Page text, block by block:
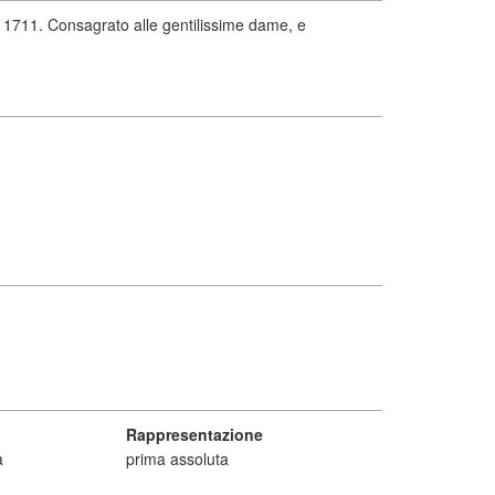
Consagrato alle gentilissime dame, e
Rappresentazione
prima assoluta